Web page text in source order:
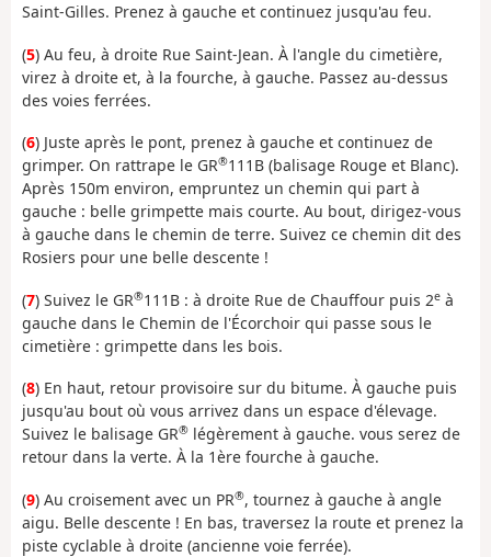
Saint-Gilles. Prenez à gauche et continuez jusqu'au feu.
(5) Au feu, à droite Rue Saint-Jean. À l'angle du cimetière,
virez à droite et, à la fourche, à gauche. Passez au-dessus
des voies ferrées.
(6) Juste après le pont, prenez à gauche et continuez de
grimper. On rattrape le GR®111B (balisage Rouge et Blanc).
Après 150m environ, empruntez un chemin qui part à
gauche : belle grimpette mais courte. Au bout, dirigez-vous
à gauche dans le chemin de terre. Suivez ce chemin dit des
Rosiers pour une belle descente !
(7) Suivez le GR®111B : à droite Rue de Chauffour puis 2e à
gauche dans le Chemin de l'Écorchoir qui passe sous le
cimetière : grimpette dans les bois.
(8) En haut, retour provisoire sur du bitume. À gauche puis
jusqu'au bout où vous arrivez dans un espace d'élevage.
Suivez le balisage GR® légèrement à gauche. vous serez de
retour dans la verte. À la 1ère fourche à gauche.
(9) Au croisement avec un PR®, tournez à gauche à angle
aigu. Belle descente ! En bas, traversez la route et prenez la
piste cyclable à droite (ancienne voie ferrée).